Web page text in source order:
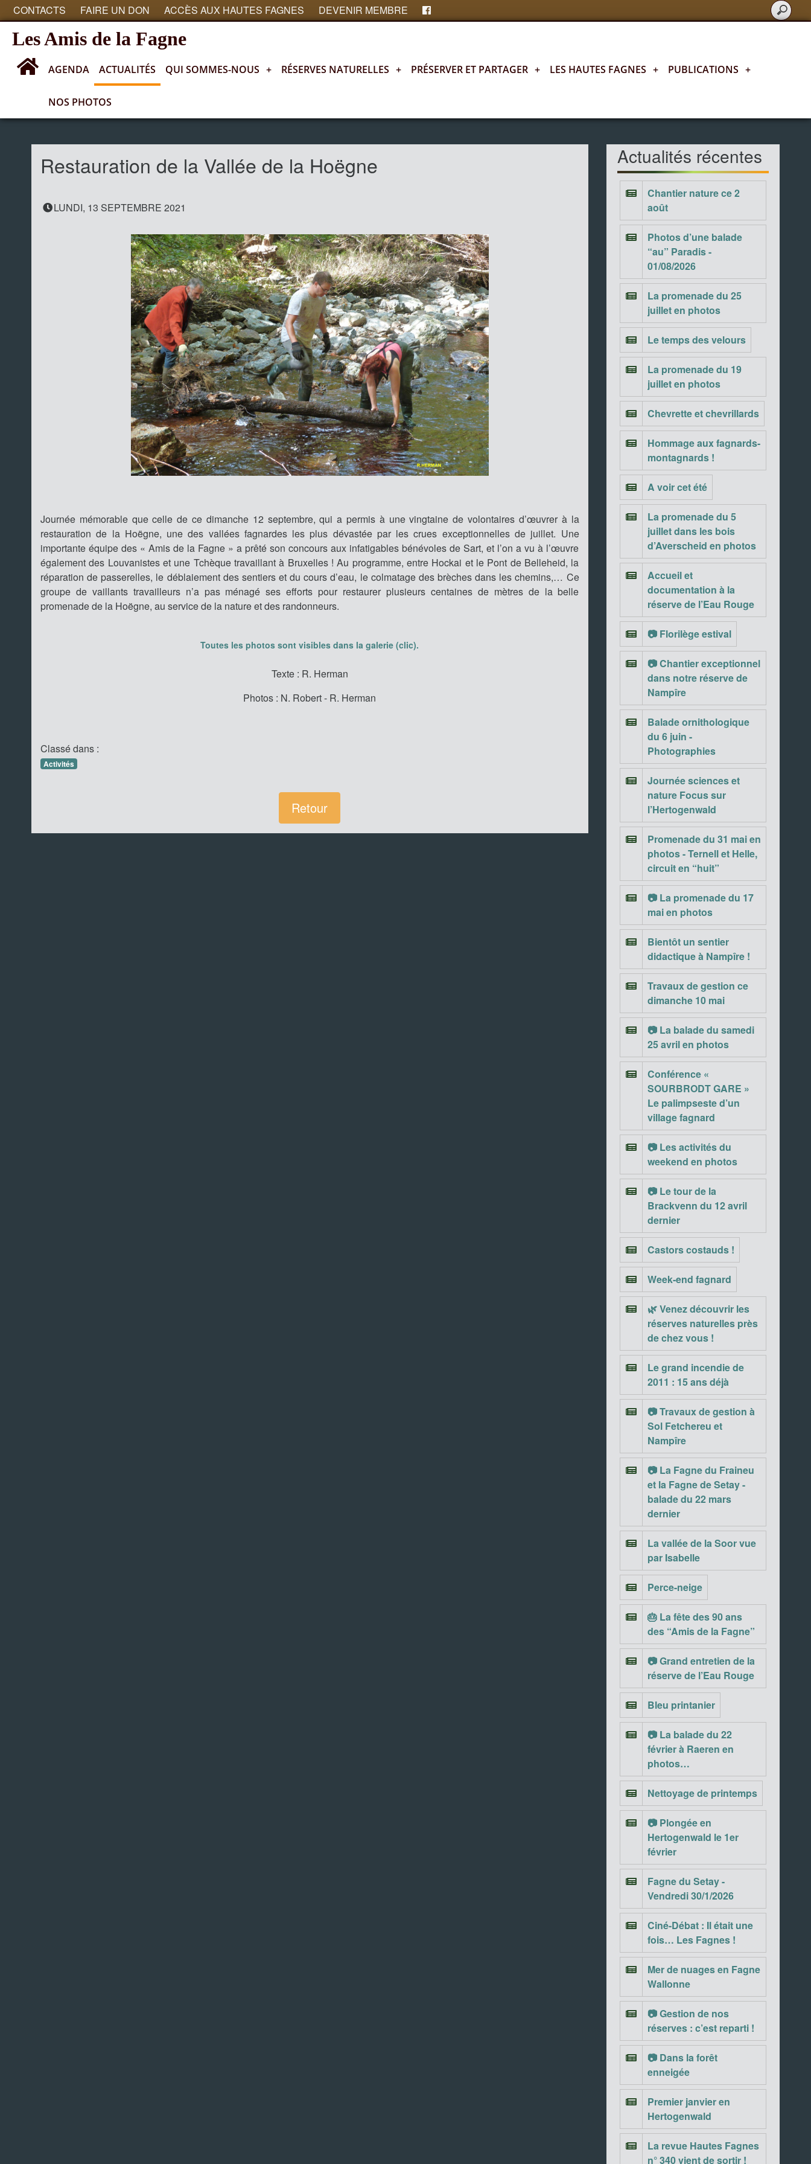
CONTACTS FAIRE UN DON ACCÈS AUX HAUTES FAGNES DEVENIR MEMBRE
Les Amis de la Fagne
AGENDA ACTUALITÉS QUI SOMMES-NOUS + RÉSERVES NATURELLES + PRÉSERVER ET PARTAGER + LES HAUTES FAGNES + PUBLICATIONS +
NOS PHOTOS
Actualités
Restauration de la Vallée de la Hoëgne
LUNDI, 13 SEPTEMBRE 2021
Journée mémorable que celle de ce dimanche 12 septembre, qui a permis à une vingtaine de volontaires d’œuvrer à la
restauration de la Hoëgne, une des vallées fagnardes les plus dévastée par les crues exceptionnelles de juillet. Une
importante équipe des « Amis de la Fagne » a prêté son concours aux infatigables bénévoles de Sart, et l’on a vu à l’œuvre
également des Louvanistes et une Tchèque travaillant à Bruxelles ! Au programme, entre Hockai et le Pont de Belleheid, la
réparation de passerelles, le déblaiement des sentiers et du cours d’eau, le colmatage des brèches dans les chemins,… Ce
groupe de vaillants travailleurs n’a pas ménagé ses efforts pour restaurer plusieurs centaines de mètres de la belle
promenade de la Hoëgne, au service de la nature et des randonneurs.
Toutes les photos sont visibles dans la galerie (clic).
Texte : R. Herman
Photos : N. Robert - R. Herman
Classé dans :
Activités
Retour
Actualités récentes
Chantier nature ce 2
août
Photos d’une balade
“au” Paradis -
01/08/2026
La promenade du 25
juillet en photos
Le temps des velours
La promenade du 19
juillet en photos
Chevrette et chevrillards
Hommage aux fagnards-
montagnards !
A voir cet été
La promenade du 5
juillet dans les bois
d’Averscheid en photos
Accueil et
documentation à la
réserve de l’Eau Rouge
📷 Florilège estival
📷 Chantier exceptionnel
dans notre réserve de
Nampîre
Balade ornithologique
du 6 juin -
Photographies
Journée sciences et
nature Focus sur
l’Hertogenwald
Promenade du 31 mai en
photos - Ternell et Helle,
circuit en “huit”
📷 La promenade du 17
mai en photos
Bientôt un sentier
didactique à Nampîre !
Travaux de gestion ce
dimanche 10 mai
📷 La balade du samedi
25 avril en photos
Conférence «
SOURBRODT GARE »
Le palimpseste d’un
village fagnard
📷 Les activités du
weekend en photos
📷 Le tour de la
Brackvenn du 12 avril
dernier
Castors costauds !
Week-end fagnard
🌿 Venez découvrir les
réserves naturelles près
de chez vous !
Le grand incendie de
2011 : 15 ans déjà
📷 Travaux de gestion à
Sol Fetchereu et
Nampîre
📷 La Fagne du Fraineu
et la Fagne de Setay -
balade du 22 mars
dernier
La vallée de la Soor vue
par Isabelle
Perce-neige
🎂 La fête des 90 ans
des “Amis de la Fagne”
📷 Grand entretien de la
réserve de l’Eau Rouge
Bleu printanier
📷 La balade du 22
février à Raeren en
photos…
Nettoyage de printemps
📷 Plongée en
Hertogenwald le 1er
février
Fagne du Setay -
Vendredi 30/1/2026
Ciné-Débat : Il était une
fois… Les Fagnes !
Mer de nuages en Fagne
Wallonne
📷 Gestion de nos
réserves : c’est reparti !
📷 Dans la forêt
enneigée
Premier janvier en
Hertogenwald
La revue Hautes Fagnes
n° 340 vient de sortir !